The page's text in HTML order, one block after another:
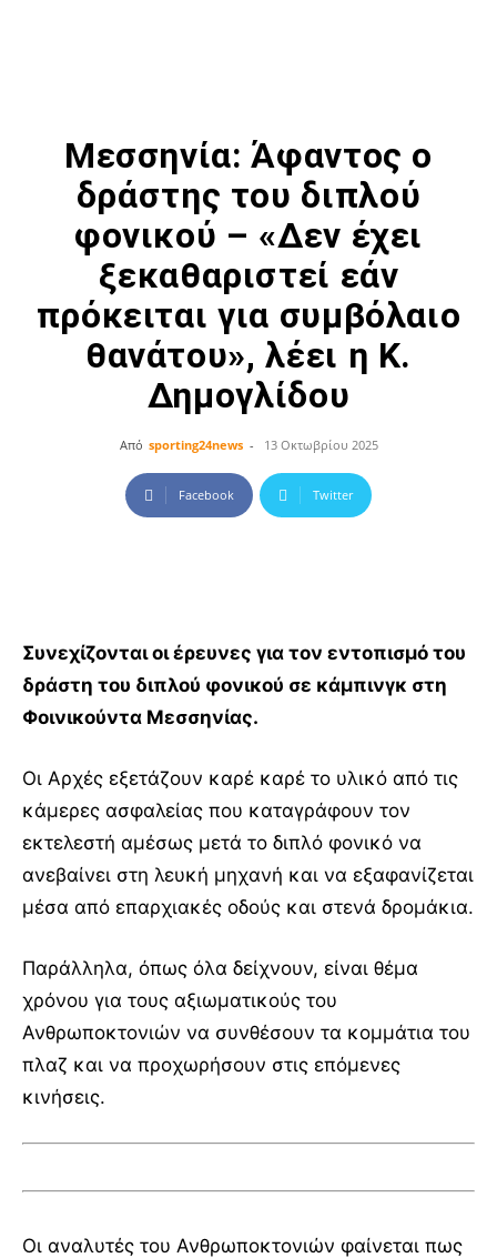
Μεσσηνία: Άφαντος ο
δράστης του διπλού
φονικού – «Δεν έχει
ξεκαθαριστεί εάν
πρόκειται για συμβόλαιο
θανάτου», λέει η Κ.
Δημογλίδου
Από sporting24news - 13 Οκτωβρίου 2025
Facebook Twitter
Συνεχίζονται οι έρευνες για τον εντοπισμό του
δράστη του διπλού φονικού σε κάμπινγκ στη
Φοινικούντα Μεσσηνίας.
Οι Αρχές εξετάζουν καρέ καρέ το υλικό από τις
κάμερες ασφαλείας που καταγράφουν τον
εκτελεστή αμέσως μετά το διπλό φονικό να
ανεβαίνει στη λευκή μηχανή και να εξαφανίζεται
μέσα από επαρχιακές οδούς και στενά δρομάκια.
Παράλληλα, όπως όλα δείχνουν, είναι θέμα
χρόνου για τους αξιωματικούς του
Ανθρωποκτονιών να συνθέσουν τα κομμάτια του
πλαζ και να προχωρήσουν στις επόμενες
κινήσεις.
Οι αναλυτές του Ανθρωποκτονιών φαίνεται πως